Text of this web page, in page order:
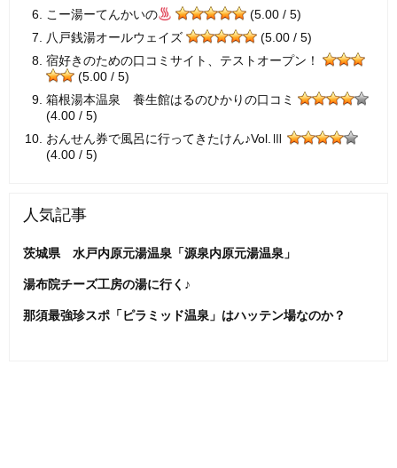
こー湯ーてんかいの
(5.00 / 5)
八戸銭湯オールウェイズ
(5.00 / 5)
宿好きのための口コミサイト、テストオープン！
(5.00 / 5)
箱根湯本温泉 養生館はるのひかりの口コミ
(4.00 / 5)
おんせん券で風呂に行ってきたけん♪Vol.Ⅲ
(4.00 / 5)
人気記事
茨城県 水戸内原元湯温泉「源泉内原元湯温泉」
湯布院チーズ工房の湯に行く♪
那須最強珍スポ「ピラミッド温泉」はハッテン場なのか？